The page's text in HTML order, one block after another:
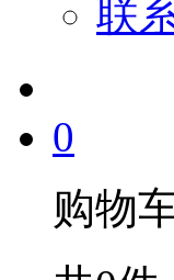
联
0
购物